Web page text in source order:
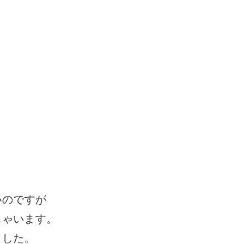
ですが
います。
た。